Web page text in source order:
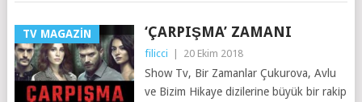
TV MAGAZIN ‘ÇARPIŞMA’ ZAMANI
filicci 20 Ekim 2018
Show Tv, Bir Zamanlar Çukurova, Avlu
ve Bizim Hikaye dizilerine büyük bir rakip